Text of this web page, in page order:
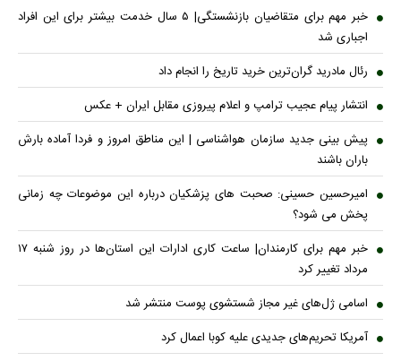
خبر مهم برای متقاضیان بازنشستگی| ۵ سال خدمت بیشتر برای این افراد
اجباری شد
رئال مادرید گران‌ترین خرید تاریخ را انجام داد
انتشار پیام عجیب ترامپ و اعلام پیروزی مقابل ایران + عکس
پیش بینی جدید سازمان هواشناسی | این مناطق امروز و فردا آماده بارش
باران باشند
امیرحسین حسینی: صحبت های پزشکیان درباره این موضوعات چه زمانی
پخش می شود؟
خبر مهم برای کارمندان| ساعت کاری ادارات این استان‌ها در روز شنبه ۱۷
مرداد تغییر کرد
اسامی ژل‌های غیر مجاز شستشوی پوست منتشر شد
آمریکا تحریم‌های جدیدی علیه کوبا اعمال کرد